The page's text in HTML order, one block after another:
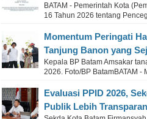
BATAM - Pemerintah Kota
16 Tahun 2026 tentang
Momentum Peringati
Tanjung Banon yang
Kepala BP Batam Amsakar
2026. Foto/BP BatamBATAM -
Evaluasi PPID 2026,
Publik Lebih